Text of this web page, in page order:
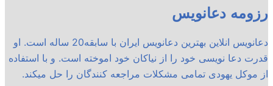
رزومه دعانویس
دعانویس انلاین بهترین دعانویس ایران با سابقه20 ساله است. او
قدرت دعا نویسی خود را از نیاکان خود اموخته است. و با استفاده
از موکل یهودی تمامی مشکلات مراجعه کنندگان را حل میکند.